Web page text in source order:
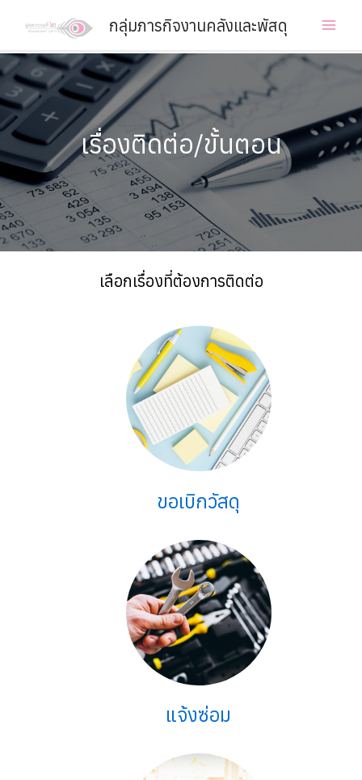
กลุ่มภารกิจงานคลังและพัสดุ
เรื่องติดต่อ/ขั้นตอน
เลือกเรื่องที่ต้องการติดต่อ
ขอเบิกวัสดุ
แจ้งซ่อม